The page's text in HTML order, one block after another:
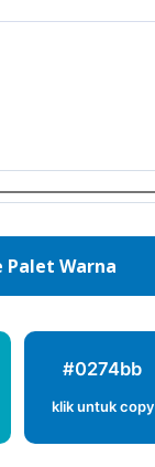
Palet Warna
#0274bb
klik untuk copy